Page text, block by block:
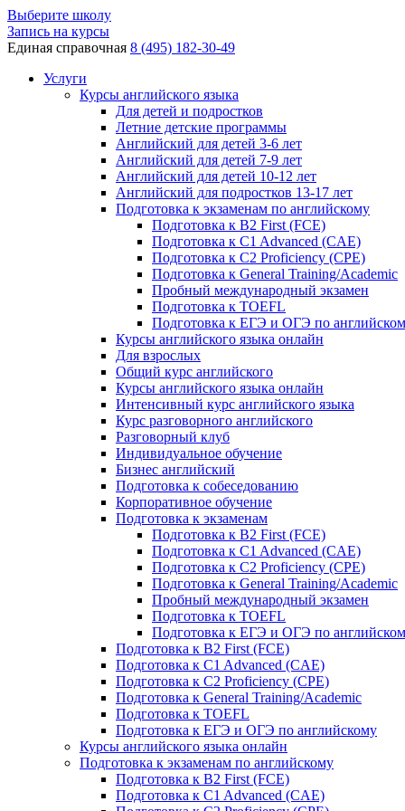
Выберите школу
Запись на курсы
Единая справочная 8 (495) 182-30-49
Услуги
Курсы английского языка
Для детей и подростков
Летние детские программы
Английский для детей 3-6 лет
Английский для детей 7-9 лет
Английский для детей 10-12 лет
Английский для подростков 13-17 лет
Подготовка к экзаменам по английскому
Подготовка к B2 First (FCE)
Подготовка к C1 Advanced (CAE)
Подготовка к C2 Proficiency (CPE)
Подготовка к General Training/Academic
Пробный международный экзамен
Подготовка к TOEFL
Подготовка к ЕГЭ и ОГЭ по
Курсы английского языка онлайн
Для взрослых
Общий курс английского
Курсы английского языка онлайн
Интенсивный курс английского языка
Курс разговорного английского
Разговорный клуб
Индивидуальное обучение
Бизнес английский
Подготовка к собеседованию
Корпоративное обучение
Подготовка к экзаменам
Подготовка к B2 First (FCE)
Подготовка к C1 Advanced (CAE)
Подготовка к C2 Proficiency (CPE)
Подготовка к General Training/Academic
Пробный международный экзамен
Подготовка к TOEFL
Подготовка к ЕГЭ и ОГЭ по
Подготовка к B2 First (FCE)
Подготовка к C1 Advanced (CAE)
Подготовка к C2 Proficiency (CPE)
Подготовка к General Training/Academic
Подготовка к TOEFL
Подготовка к ЕГЭ и ОГЭ по английскому
Курсы английского языка онлайн
Подготовка к экзаменам по английскому
Подготовка к B2 First (FCE)
Подготовка к C1 Advanced (CAE)